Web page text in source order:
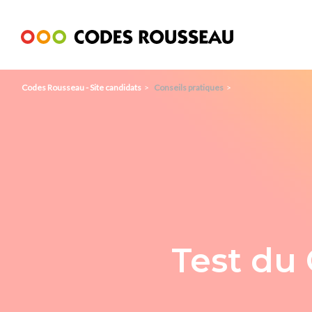
Codes Rousseau - Site candidats Conseils pratiques
Test du